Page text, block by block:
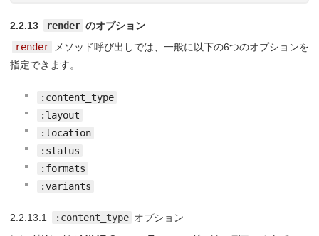
2.2.13 render のオプション
render
メソッド呼び出しでは、一般に以下の6つのオプションを
指定できます。
:content_type
:layout
:location
:status
:formats
:variants
2.2.13.1 :content_type オプション